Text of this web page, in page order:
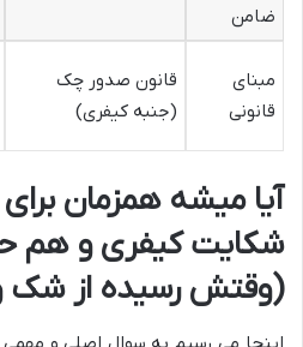
ضامن
مبنای
قانونی
قانون صدور چک
(جنبه کیفری)
آیا میشه همزمان
شکایت کیفری و هم
(وقتش رسیده از شک و